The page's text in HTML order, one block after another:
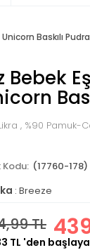
Baskılı
Bebek
, %90 Pamuk-
(17760-178)
: Breeze
TL
TL 'den